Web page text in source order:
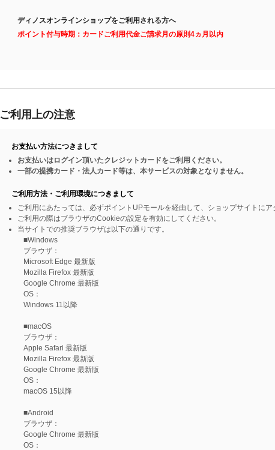
ディノスオンラインショップをご利用される方へ
ポイント付与時期：カードご利用代金ご請求月の原則4ヵ月以内
ご利用上の注意
お支払い方法につきまして
お支払いはログイン頂いたクレジットカードをご利用ください。
一部の提携カード・法人カード等は、本サービスの対象となりません。
ご利用方法・ご利用環境につきまして
ご利用にあたっては、必ずポイントUPモールを経由して、ショップサイトにア
ご利用の際はブラウザのCookieの設定を有効にしてください。
当サイトでの推奨ブラウザは以下の通りです。
■Windows
ブラウザ：
Microsoft Edge 最新版
Mozilla Firefox 最新版
Google Chrome 最新版
OS：
Windows 11以降
■macOS
ブラウザ：
Apple Safari 最新版
Mozilla Firefox 最新版
Google Chrome 最新版
OS：
macOS 15以降
■Android
ブラウザ：
Google Chrome 最新版
OS：